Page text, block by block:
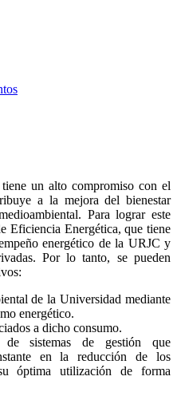
un alto compromiso con el
a la mejora del bienestar
Para lograr este
Eficiencia Energética, que tiene
energético de la URJC y
Por lo tanto, se pueden
de la Universidad mediante
energético.
a dicho consumo.
de sistemas de gestión que
en la reducción de los
óptima utilización de forma